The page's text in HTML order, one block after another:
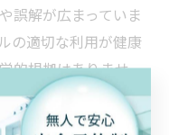
誤解が広まっていま
の適切な利用が健康
的根拠はありませ
機能の維持や疲労回
。